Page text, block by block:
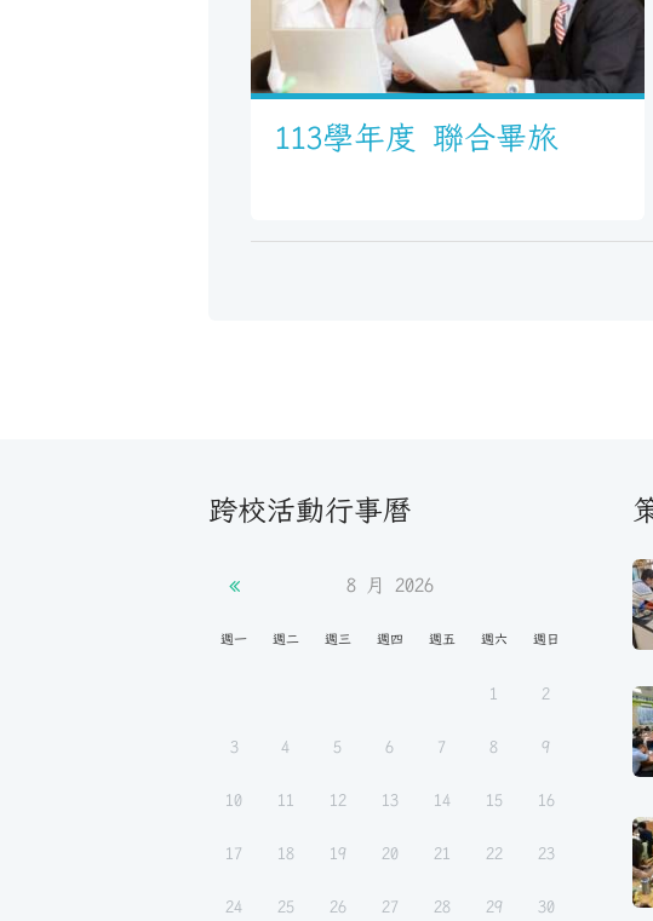
113學年度 聯合畢旅
跨校活動行事曆
8 月 2026
週一 週二 週三 週四 週五 週六 週日
1 2
3 4 5 6 7 8 9
10 11 12 13 14 15 16
17 18 19 20 21 22 23
24 25 26 27 28 29 30